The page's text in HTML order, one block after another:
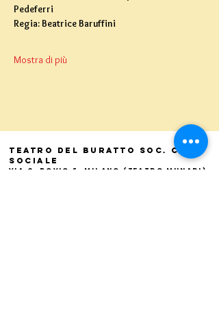
Pedeferri
Regia: Beatrice Baruffini
Mostra di più
Teatro del Buratto Soc. Coop
sociale
Via G. Bovio 5, Milano (Teatro Munari)